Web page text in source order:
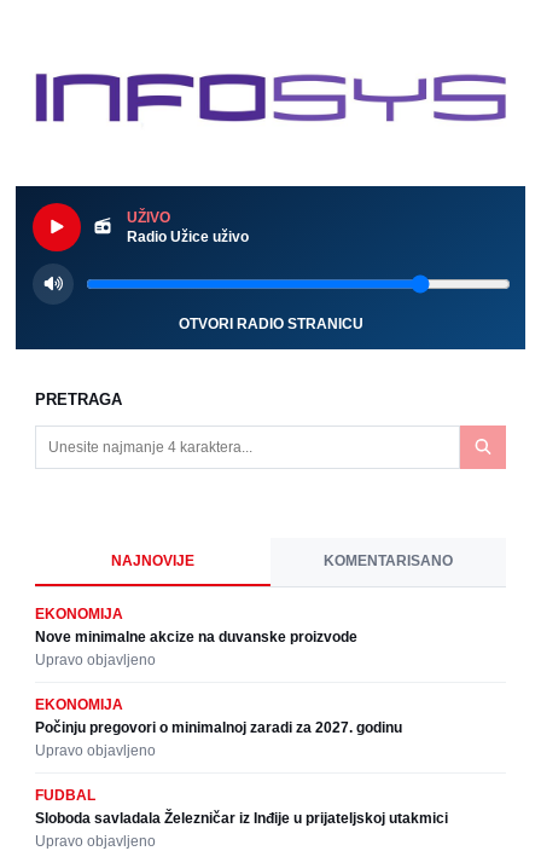
UŽIVO
Radio Užice uživo
OTVORI RADIO STRANICU
PRETRAGA
NAJNOVIJE KOMENTARISANO
EKONOMIJA
Nove minimalne akcize na duvanske proizvode
Upravo objavljeno
EKONOMIJA
Počinju pregovori o minimalnoj zaradi za 2027. godinu
Upravo objavljeno
FUDBAL
Sloboda savladala Železničar iz Inđije u prijateljskoj utakmici
Upravo objavljeno